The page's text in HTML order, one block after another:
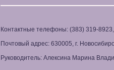
Контактные телефоны: (383) 319-
Почтовый адрес: 630005, г.
Руководитель: Алексина Марина